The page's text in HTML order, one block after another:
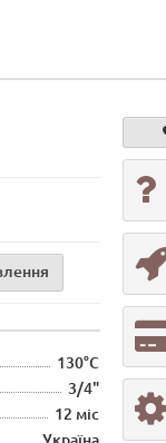
130°C
3/4"
12 міс